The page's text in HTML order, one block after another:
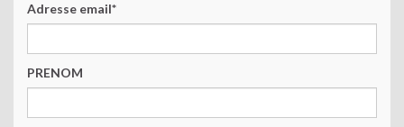
Adresse email*
PRENOM